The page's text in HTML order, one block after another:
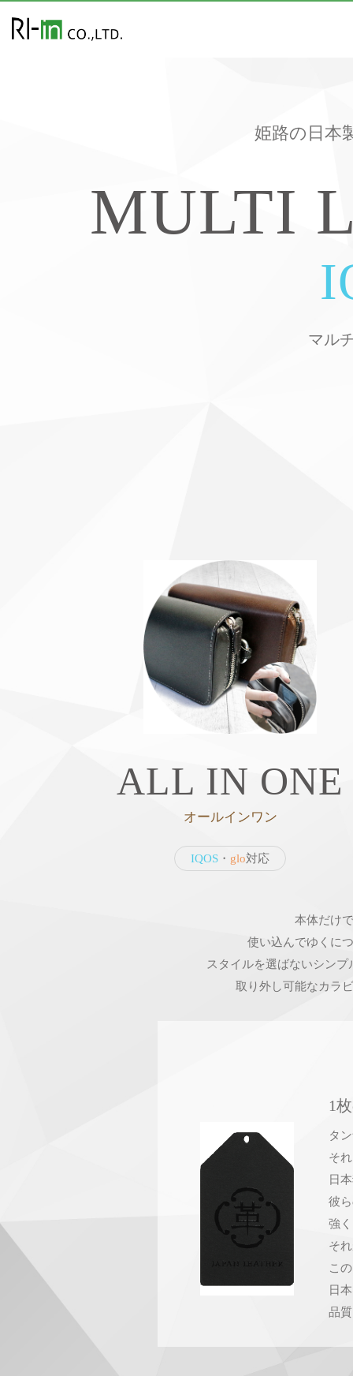
姫路の日本
MULTI
マル
ALL IN ONE
オールインワン
IQOS ・ glo対応
本体だけ
使い込んでゆくに
スタイルを選ばないシン
取り外し可能なカラ
1
タ
そ
日
彼
強
そ
こ
日
品